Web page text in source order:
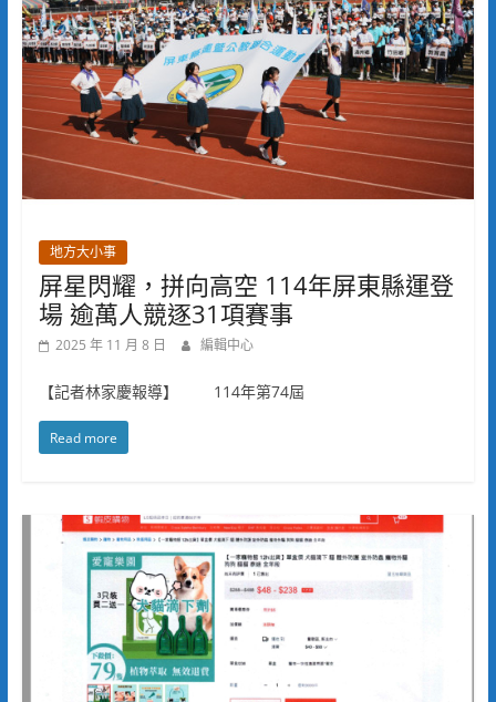
地方大小事
屏星閃耀，拼向高空 114年屏東縣運登
場 逾萬人競逐31項賽事
2025 年 11 月 8 日 編輯中心
【記者林家慶報導】 114年第74屆
Read more